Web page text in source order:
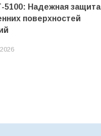
5100: Надежная защита
поверхностей